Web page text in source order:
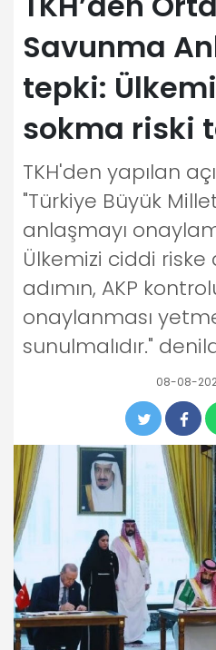
Savunma
tepki:
sokma riski
TKH'den yapılan
"Türkiye Büyük
anlaşmayı
Ülkemizi ciddi
adımın, AKP
onaylanması
sunulmalıdır."
08-08-